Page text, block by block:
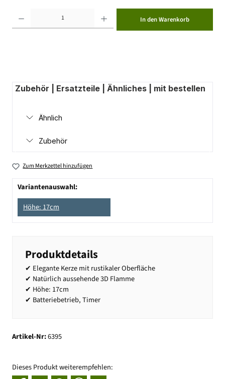
In den Warenkorb
Zubehör | Ersatzteile | Ähnliches | mit bestellen
Ähnlich
Zubehör
Zum Merkzettel hinzufügen
Variantenauswahl:
Höhe: 17cm
Produktdetails
✔ Elegante Kerze mit rustikaler Oberfläche
✔ Natürlich aussehende 3D Flamme
✔ Höhe: 17cm
✔ Batteriebetrieb, Timer
Artikel-Nr:6395
Dieses Produkt weiterempfehlen: